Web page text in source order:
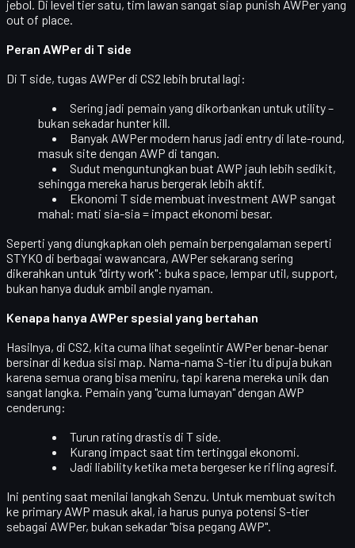
jebol. Di level tier satu, tim lawan sangat siap punish AWPer yang
out of place.
Peran AWPer di T side
Di T side, tugas AWPer di CS2 lebih brutal lagi:
Sering jadi pemain yang dikorbankan untuk utility–
bukan sekadar hunter kill.
Banyak AWPer modern harus jadi entry di late-round,
masuk site dengan AWP di tangan.
Sudut menguntungkan buat AWP jauh lebih sedikit,
sehingga mereka harus bergerak lebih aktif.
Ekonomi T side membuat investment AWP sangat
mahal: mati sia-sia = impact ekonomi besar.
Seperti yang diungkapkan oleh pemain berpengalaman seperti
STYKO di berbagai wawancara, AWPer sekarang sering
dikerahkan untuk "dirty work": buka space, lempar util, support,
bukan hanya duduk ambil angle nyaman.
Kenapa hanya AWPer spesial yang bertahan
Hasilnya, di CS2, kita cuma lihat segelintir AWPer benar-benar
bersinar di kedua sisi map. Nama-nama S-tier itu dipuja bukan
karena semua orang bisa meniru, tapi karena mereka unik dan
sangat langka. Pemain yang "cuma lumayan" dengan AWP
cenderung:
Turun rating drastis di T side.
Kurang impact saat tim tertinggal ekonomi.
Jadi liability ketika meta bergeser ke rifling agresif.
Ini penting saat menilai langkah Senzu. Untuk membuat switch
ke primary AWP masuk akal, ia harus punya potensi S-tier
sebagai AWPer, bukan sekadar "bisa pegang AWP".